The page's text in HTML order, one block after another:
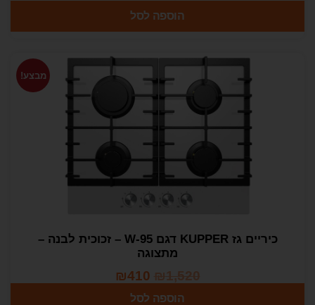
הוספה לסל
מבצע!
כיריים גז KUPPER דגם 95-W – זכוכית לבנה –
מתצוגה
₪1,520
₪410
הוספה לסל